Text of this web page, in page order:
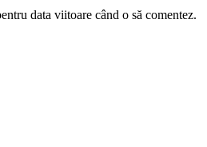
data viitoare când o să comentez.